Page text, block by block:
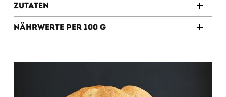
VORBESTELLUNG
Zutaten
Nährwerte per 100 g